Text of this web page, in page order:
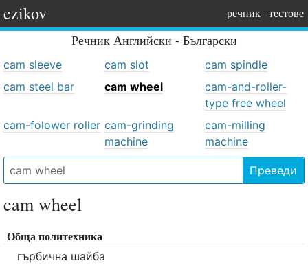
ezikov речник тестове
Речник Английски - Български
cam sleeve cam slot
cam spindle
cam steel bar
cam wheel
cam-and-roller-
type free wheel
cam-folower roller cam-grinding
machine
cam-milling
machine
Преведи
cam wheel
Обща политехника
гърбична шайба